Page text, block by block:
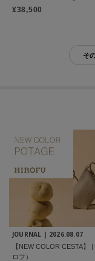
¥38,500
そ
JOURNAL | 2026.08.07
【NEW COLOR CESTA】
ロフ）